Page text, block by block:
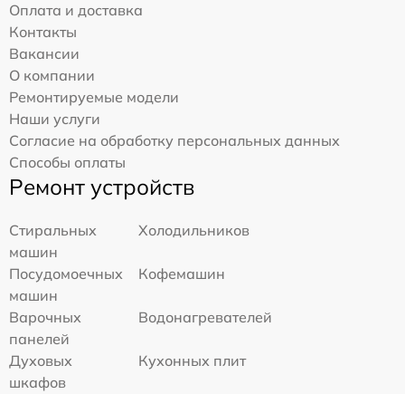
Оплата и доставка
Контакты
Вакансии
О компании
Ремонтируемые модели
Наши услуги
Согласие на обработку персональных данных
Способы оплаты
Ремонт устройств
Стиральных
машин
Холодильников
Посудомоечных
машин
Кофемашин
Варочных
панелей
Водонагревателей
Духовых
шкафов
Кухонных плит